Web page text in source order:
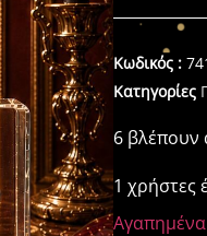
Κωδικός :
Κατηγορίες
6 βλέπουν
1 χρήστες
Αγαπημένα